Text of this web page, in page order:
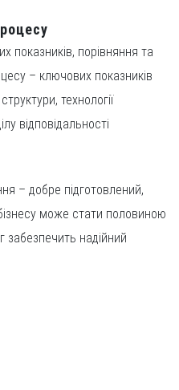
показників, порівняння та
– ключових показників
технології
відповідальності
– добре підготовлений,
може стати половиною
забезпечить надійний